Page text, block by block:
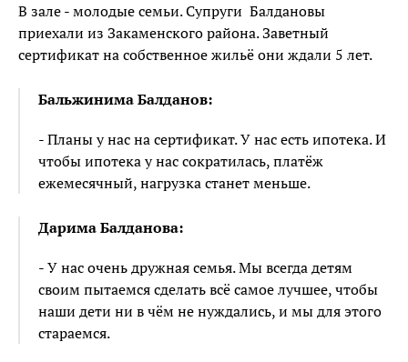
В зале - молодые семьи. Супруги Балдановы
приехали из Закаменского района. Заветный
сертификат на собственное жильё они ждали 5 лет.
Бальжинима Балданов:
- Планы у нас на сертификат. У нас есть ипотека. И
чтобы ипотека у нас сократилась, платёж
ежемесячный, нагрузка станет меньше.
Дарима Балданова:
- У нас очень дружная семья. Мы всегда детям
своим пытаемся сделать всё самое лучшее, чтобы
наши дети ни в чём не нуждались, и мы для этого
стараемся.